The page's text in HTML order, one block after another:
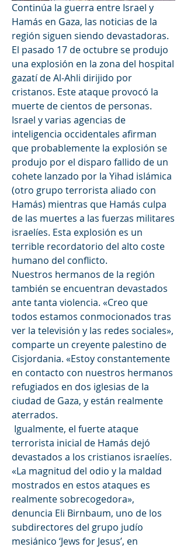
Continúa la guerra entre Israel y
Hamás en Gaza, las noticias de la
región siguen siendo devastadoras.
El pasado 17 de octubre se produjo
una explosión en la zona del hospital
gazatí de Al-Ahli dirijido por
cristanos. Este ataque provocó la
muerte de cientos de personas.
Israel y varias agencias de
inteligencia occidentales afirman
que probablemente la explosión se
produjo por el disparo fallido de un
cohete lanzado por la Yihad islámica
(otro grupo terrorista aliado con
Hamás) mientras que Hamás culpa
de las muertes a las fuerzas militares
israelíes. Esta explosión es un
terrible recordatorio del alto coste
humano del conflicto.
Nuestros hermanos de la región
también se encuentran devastados
ante tanta violencia. «Creo que
todos estamos conmocionados tras
ver la televisión y las redes sociales»,
comparte un creyente palestino de
Cisjordania. «Estoy constantemente
en contacto con nuestros hermanos
refugiados en dos iglesias de la
ciudad de Gaza, y están realmente
aterrados.
terrorista inicial de Hamás dejó
devastados a los cristianos israelíes.
«La magnitud del odio y la maldad
mostrados en estos ataques es
realmente sobrecogedora»,
denuncia Eli Birnbaum, uno de los
subdirectores del grupo judío
mesiánico ‘Jews for Jesus’, en